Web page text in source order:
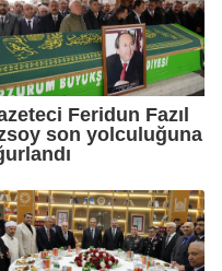
Feridun Fazıl
son yolculuğuna